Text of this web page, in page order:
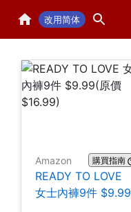
改用简体
Amazon 購買指南
READY TO LOVE
女士內褲9件 $9.99